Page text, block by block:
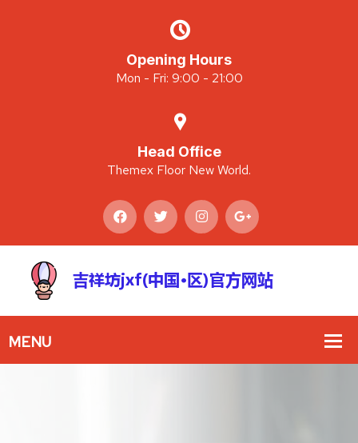
Opening Hours
Mon - Fri: 9:00 - 21:00
Head Office
Themex Floor New World.